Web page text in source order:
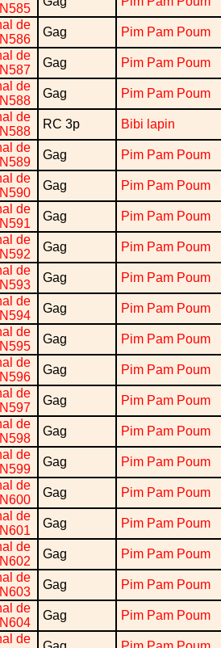
de
Gag Pim Pam Poum
de
Gag Pim Pam Poum
de
Gag Pim Pam Poum
de
RC 3p Bibi lapin
de
Gag Pim Pam Poum
de
Gag Pim Pam Poum
de
Gag Pim Pam Poum
de
Gag Pim Pam Poum
de
Gag Pim Pam Poum
de
Gag Pim Pam Poum
de
Gag Pim Pam Poum
de
Gag Pim Pam Poum
de
Gag Pim Pam Poum
de
Gag Pim Pam Poum
de
Gag Pim Pam Poum
de
Gag Pim Pam Poum
de
Gag Pim Pam Poum
de
Gag Pim Pam Poum
de
Gag Pim Pam Poum
de
Gag Pim Pam Poum
de